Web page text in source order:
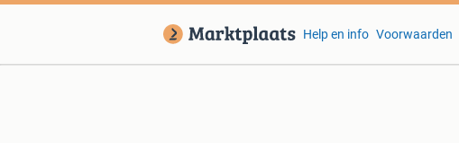
Help en info Voorwaarden